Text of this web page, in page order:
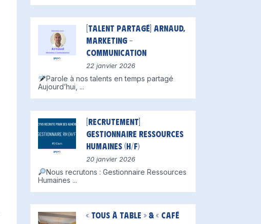
[Talent partagé] Arnaud,
Marketing –
Communication
22 janvier 2026
Parole à nos talents en temps partagé
Aujourd’hui, ...
[Recrutement]
Gestionnaire Ressources
Humaines (H/F)
20 janvier 2026
Nous recrutons : Gestionnaire Ressources
Humaines ...
« Tous à table » & « Café